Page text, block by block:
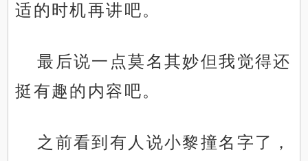
适的时机再讲吧。
最后说一点莫名其妙但我觉得还
挺有趣的内容吧。
之前看到有人说小黎撞名字了，